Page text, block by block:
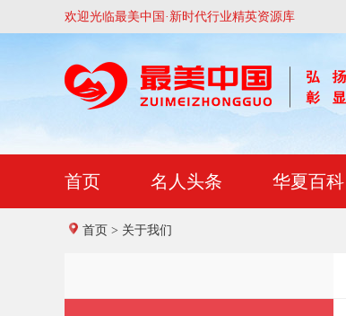
欢迎光临最美中国·新时代行业精英资源库
首页 名人头条 华夏百科
首页 > 关于我们